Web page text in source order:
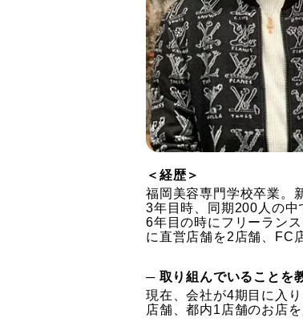
＜経歴＞
福岡美容専門学校卒業。
3年目時、同期200人の中
6年目の時にフリーラン
に直営店舗を2店舗、FC
─ 取り組んでいることを
現在、会社が4期目に入
店舗、都内1店舗のお店